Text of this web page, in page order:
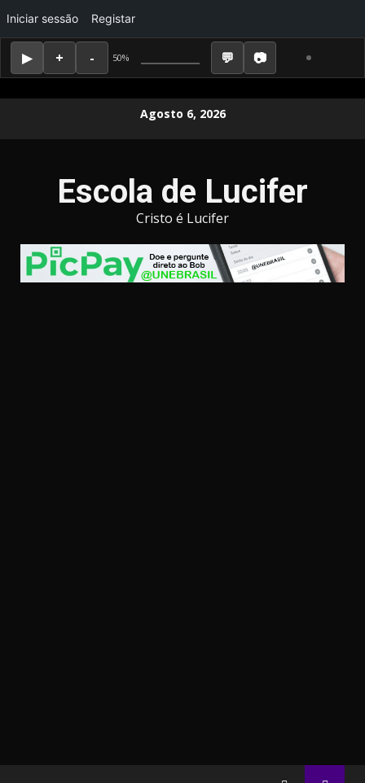
50%
Iniciar sessão Registar
Agosto 6, 2026
Escola de Lucifer
Cristo é Lucifer